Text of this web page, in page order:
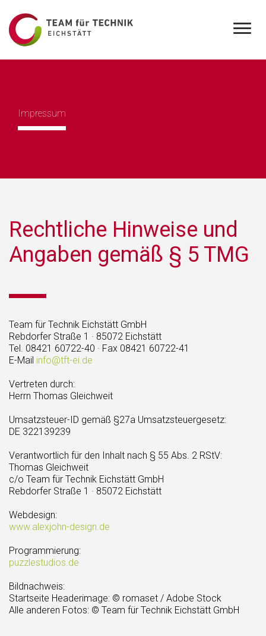
Impressum
Rechtliche Hinweise und
Angaben gemäß § 5 TMG
Team für Technik Eichstätt GmbH
Rebdorfer Straße 1 · 85072 Eichstätt
Tel. 08421 60722-40 · Fax 08421 60722-41
E-Mail info@tft-ei.de
Vertreten durch:
Herrn Thomas Gleichweit
Umsatzsteuer-ID gemäß §27a Umsatzsteuergesetz:
DE 322139239
Verantwortlich für den Inhalt nach § 55 Abs. 2 RStV:
Thomas Gleichweit
c/o Team für Technik Eichstätt GmbH
Rebdorfer Straße 1 · 85072 Eichstätt
Webdesign:
www.alexjohn-design.de
Programmierung:
puzzlestudios.de
Bildnachweis:
Startseite Headerimage: © romaset / Adobe Stock
Alle anderen Fotos: © Team für Technik Eichstätt GmbH